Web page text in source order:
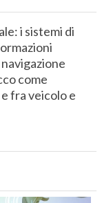
i sistemi di
come
fra veicolo e